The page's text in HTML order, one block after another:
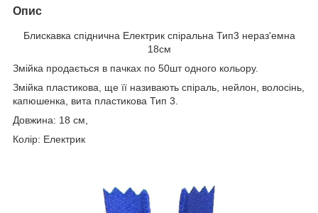
Опис
Блискавка спіднична Електрик спіральна Тип3 нераз'емна
18см
Змійка продається в пачках по 50шт одного кольору.
Змійка пластикова, ще її називають спіраль, нейлон, волосінь,
капюшенка, вита пластикова Тип 3.
Довжина: 18 см,
Колір: Електрик